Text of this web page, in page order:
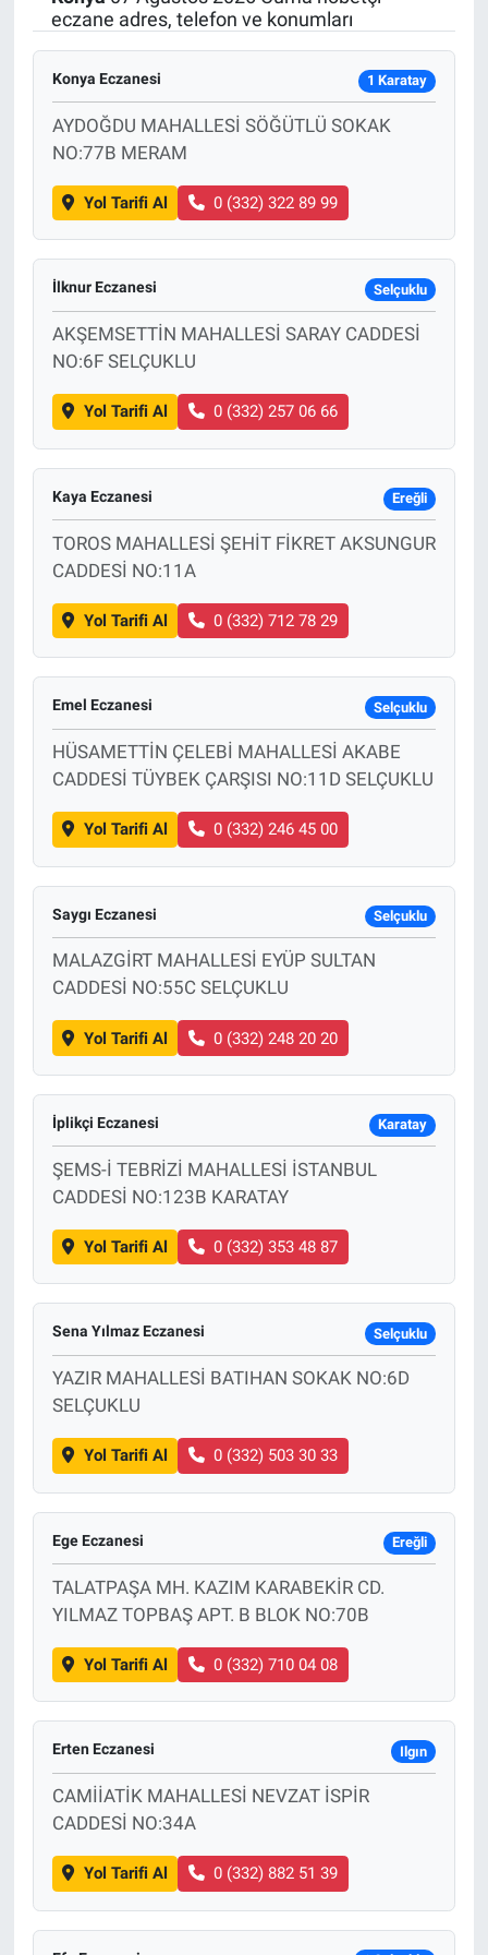
eczane adres, telefon ve konumları
Konya Eczanesi 1 Karatay
AYDOĞDU MAHALLESİ SÖĞÜTLÜ SOKAK
NO:77B MERAM
Yol Tarifi Al 0 (332) 322 89 99
İlknur Eczanesi Selçuklu
AKŞEMSETTİN MAHALLESİ SARAY CADDESİ
NO:6F SELÇUKLU
Yol Tarifi Al 0 (332) 257 06 66
Kaya Eczanesi Ereğli
TOROS MAHALLESİ ŞEHİT FİKRET AKSUNGUR
CADDESİ NO:11A
Yol Tarifi Al 0 (332) 712 78 29
Emel Eczanesi Selçuklu
HÜSAMETTİN ÇELEBİ MAHALLESİ AKABE
CADDESİ TÜYBEK ÇARŞISI NO:11D SELÇUKLU
Yol Tarifi Al 0 (332) 246 45 00
Saygı Eczanesi Selçuklu
MALAZGİRT MAHALLESİ EYÜP SULTAN
CADDESİ NO:55C SELÇUKLU
Yol Tarifi Al 0 (332) 248 20 20
İplikçi Eczanesi Karatay
ŞEMS-İ TEBRİZİ MAHALLESİ İSTANBUL
CADDESİ NO:123B KARATAY
Yol Tarifi Al 0 (332) 353 48 87
Sena Yılmaz Eczanesi Selçuklu
YAZIR MAHALLESİ BATIHAN SOKAK NO:6D
SELÇUKLU
Yol Tarifi Al 0 (332) 503 30 33
Ege Eczanesi Ereğli
TALATPAŞA MH. KAZIM KARABEKİR CD.
YILMAZ TOPBAŞ APT. B BLOK NO:70B
Yol Tarifi Al 0 (332) 710 04 08
Erten Eczanesi Ilgın
CAMİİATİK MAHALLESİ NEVZAT İSPİR
CADDESİ NO:34A
Yol Tarifi Al 0 (332) 882 51 39
EĞİTİM
ÖZEL HABER
Keşfet
ASTROLOJİ
MANŞET
RESMİ İLANLAR
Bize ulaşın
Yaşam
Gözden Kaçmasın
İletişim (Künye)